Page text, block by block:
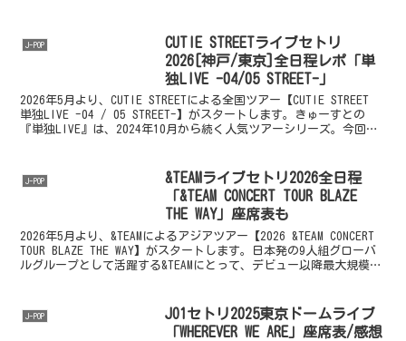
J-POP
CUTIE STREETライブセトリ
2026[神戸/東京]全日程レポ「単
独LIVE -04/05 STREET-」
2026年5月より、CUTIE STREETによる全国ツアー【CUTIE STREET
単独LIVE -04 / 05 STREET-】がスタートします。きゅーすとの
『単独LIVE』は、2024年10月から続く人気ツアーシリーズ。今回は5
J-POP
&TEAMライブセトリ2026全日程
「&TEAM CONCERT TOUR BLAZE
THE WAY」座席表も
2026年5月より、&TEAMによるアジアツアー【2026 &TEAM CONCERT
TOUR BLAZE THE WAY】がスタートします。日本発の9人組グローバ
ルグループとして活躍する&TEAMにとって、デビュー以降最大規模で
J-POP
JO1セトリ2025東京ドームライブ
「WHEREVER WE ARE」座席表/感想